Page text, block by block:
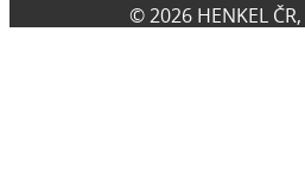
© 2026 HENKEL